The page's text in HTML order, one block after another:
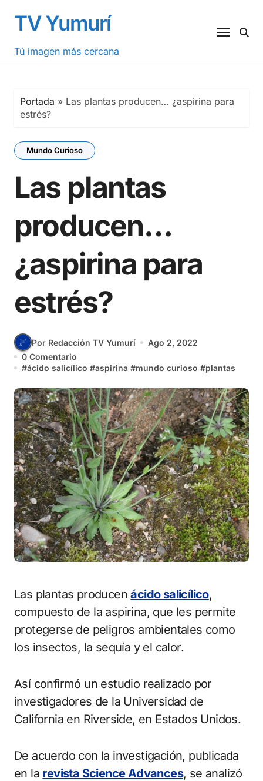
contenido
TV Yumurí
Tú imagen más cercana
Portada » Las plantas producen… ¿aspirina para
estrés?
Mundo Curioso
Las plantas
producen…
¿aspirina para
estrés?
Por Redacción TV Yumurí
Ago 2, 2022
0 Comentario
#ácido salicílico #aspirina #mundo curioso #plantas
Las plantas producenácido salicílico,
compuesto de la aspirina, que les permite
protegerse de peligros ambientales como
los insectos, la sequía y el calor.
Así confirmó un estudio realizado por
investigadores de la Universidad de
California en Riverside, en Estados Unidos.
De acuerdo con la investigación, publicada
en la revista Science Advances, se analizó